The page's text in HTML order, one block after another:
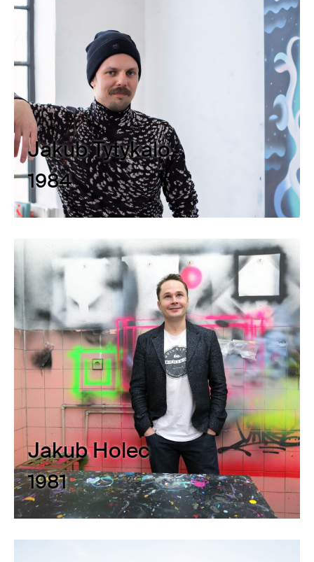
Jakub Tytykalo
1984
Jakub Holec
1981